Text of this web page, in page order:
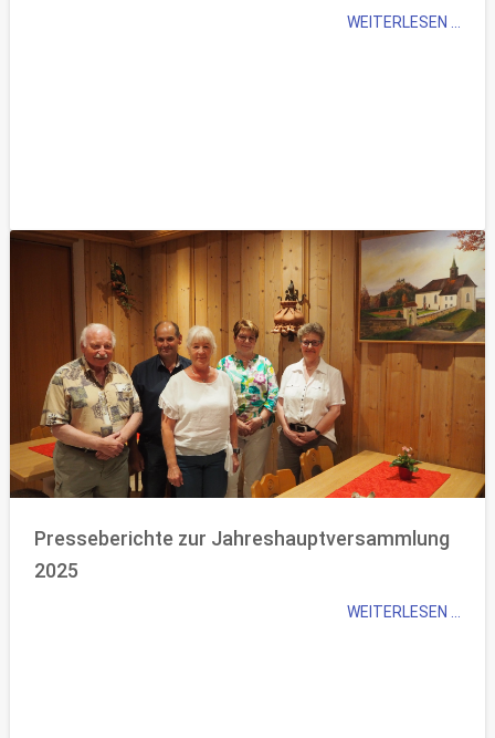
WEITERLESEN ...
Presseberichte zur Jahreshauptversammlung
2025
WEITERLESEN ...